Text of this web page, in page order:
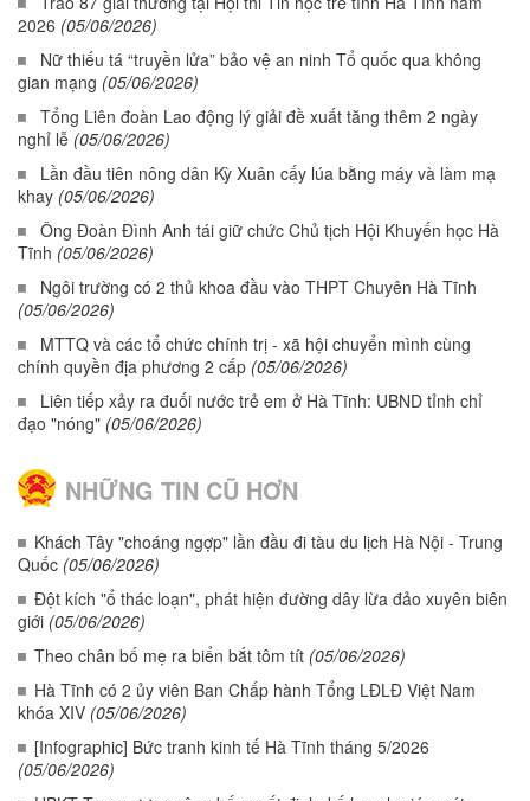
2026 (05/06/2026)
Nữ thiếu tá “truyền lửa” bảo vệ an ninh Tổ quốc qua không
gian mạng (05/06/2026)
Tổng Liên đoàn Lao động lý giải đề xuất tăng thêm 2 ngày
nghỉ lễ (05/06/2026)
Lần đầu tiên nông dân Kỳ Xuân cấy lúa bằng máy và làm mạ
khay (05/06/2026)
Ông Đoàn Đình Anh tái giữ chức Chủ tịch Hội Khuyến học Hà
Tĩnh (05/06/2026)
Ngôi trường có 2 thủ khoa đầu vào THPT Chuyên Hà Tĩnh
(05/06/2026)
MTTQ và các tổ chức chính trị - xã hội chuyển mình cùng
chính quyền địa phương 2 cấp (05/06/2026)
Liên tiếp xảy ra đuối nước trẻ em ở Hà Tĩnh: UBND tỉnh chỉ
đạo "nóng" (05/06/2026)
NHỮNG TIN CŨ HƠN
Khách Tây "choáng ngợp" lần đầu đi tàu du lịch Hà Nội - Trung
Quốc (05/06/2026)
Đột kích "ổ thác loạn", phát hiện đường dây lừa đảo xuyên biên
giới (05/06/2026)
Theo chân bố mẹ ra biển bắt tôm tít (05/06/2026)
Hà Tĩnh có 2 ủy viên Ban Chấp hành Tổng LĐLĐ Việt Nam
khóa XIV (05/06/2026)
[Infographic] Bức tranh kinh tế Hà Tĩnh tháng 5/2026
(05/06/2026)